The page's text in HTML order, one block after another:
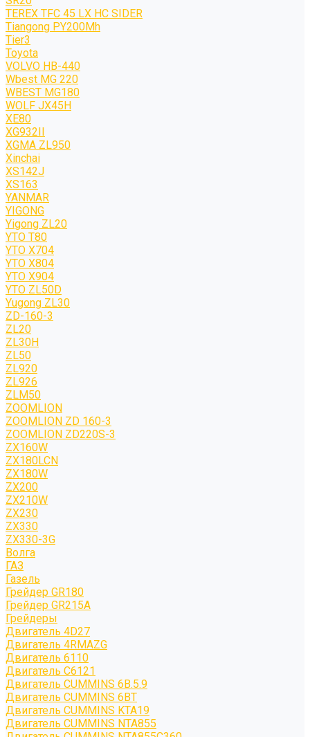
TEREX TFC 45 LX HC SIDER
Tiangong PY200Mh
Tier3
Toyota
VOLVO HB-440
Wbest MG 220
WBEST MG180
WOLF JХ45H
XE80
XG932II
XGMA ZL950
Xinchai
XS142J
XS163
YANMAR
YIGONG
Yigong ZL20
YTO T80
YTO X704
YTO X804
YTO X904
YTO ZL50D
Yugong ZL30
ZD-160-3
ZL20
ZL30H
ZL50
ZL920
ZL926
ZLM50
ZOOMLION
ZOOMLION ZD 160-3
ZOOMLION ZD220S-3
ZX160W
ZX180LCN
ZX180W
ZX200
ZX210W
ZX230
ZX330
ZX330-3G
Волга
ГАЗ
Газель
Грейдер GR180
Грейдер GR215A
Грейдеры
Двигатель 4D27
Двигатель 4RMAZG
Двигатель 6110
Двигатель C6121
Двигатель CUMMINS 6B.5.9
Двигатель CUMMINS 6BT
Двигатель CUMMINS KTA19
Двигатель CUMMINS NTA855